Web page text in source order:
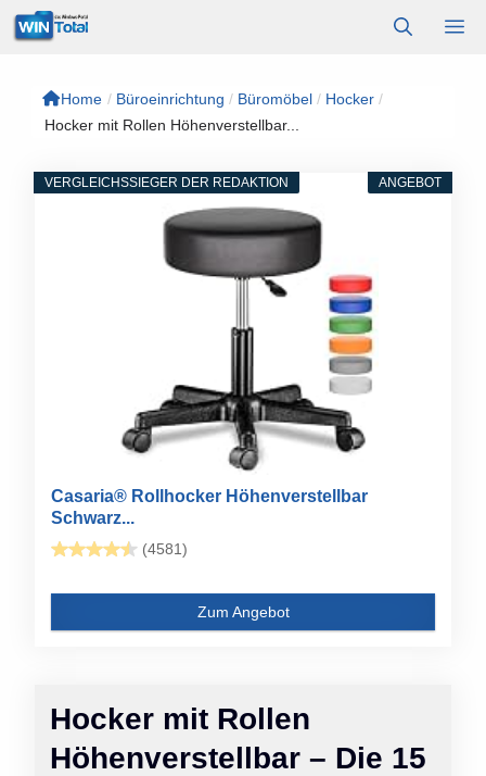
Zum
Inhalt
Home / Büroeinrichtung / Büromöbel / Hocker /
Hocker mit Rollen Höhenverstellbar...
Hocker mit Rollen
Höhenverstellbar – Die 15
ANGEBOT
VERGLEICHSSIEGER DER REDAKTION
Casaria® Rollhocker Höhenverstellbar
Schwarz...
(4581)
Zum Angebot